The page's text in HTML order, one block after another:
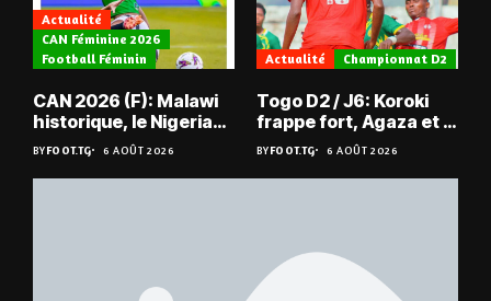
Actualité
CAN Féminine 2026
Football Féminin
CAN 2026 (F): Malawi
historique, le Nigeria
sauvé, la Zambie
éliminée
BYFOOT.TG 6 AOÛT 2026
Actualité Championnat D2
Togo D2 / J6: Koroki
frappe fort, Agaza et la
JCA assurent,
suspense avant Sara
FC – Doumbé FC
BYFOOT.TG 6 AOÛT 2026